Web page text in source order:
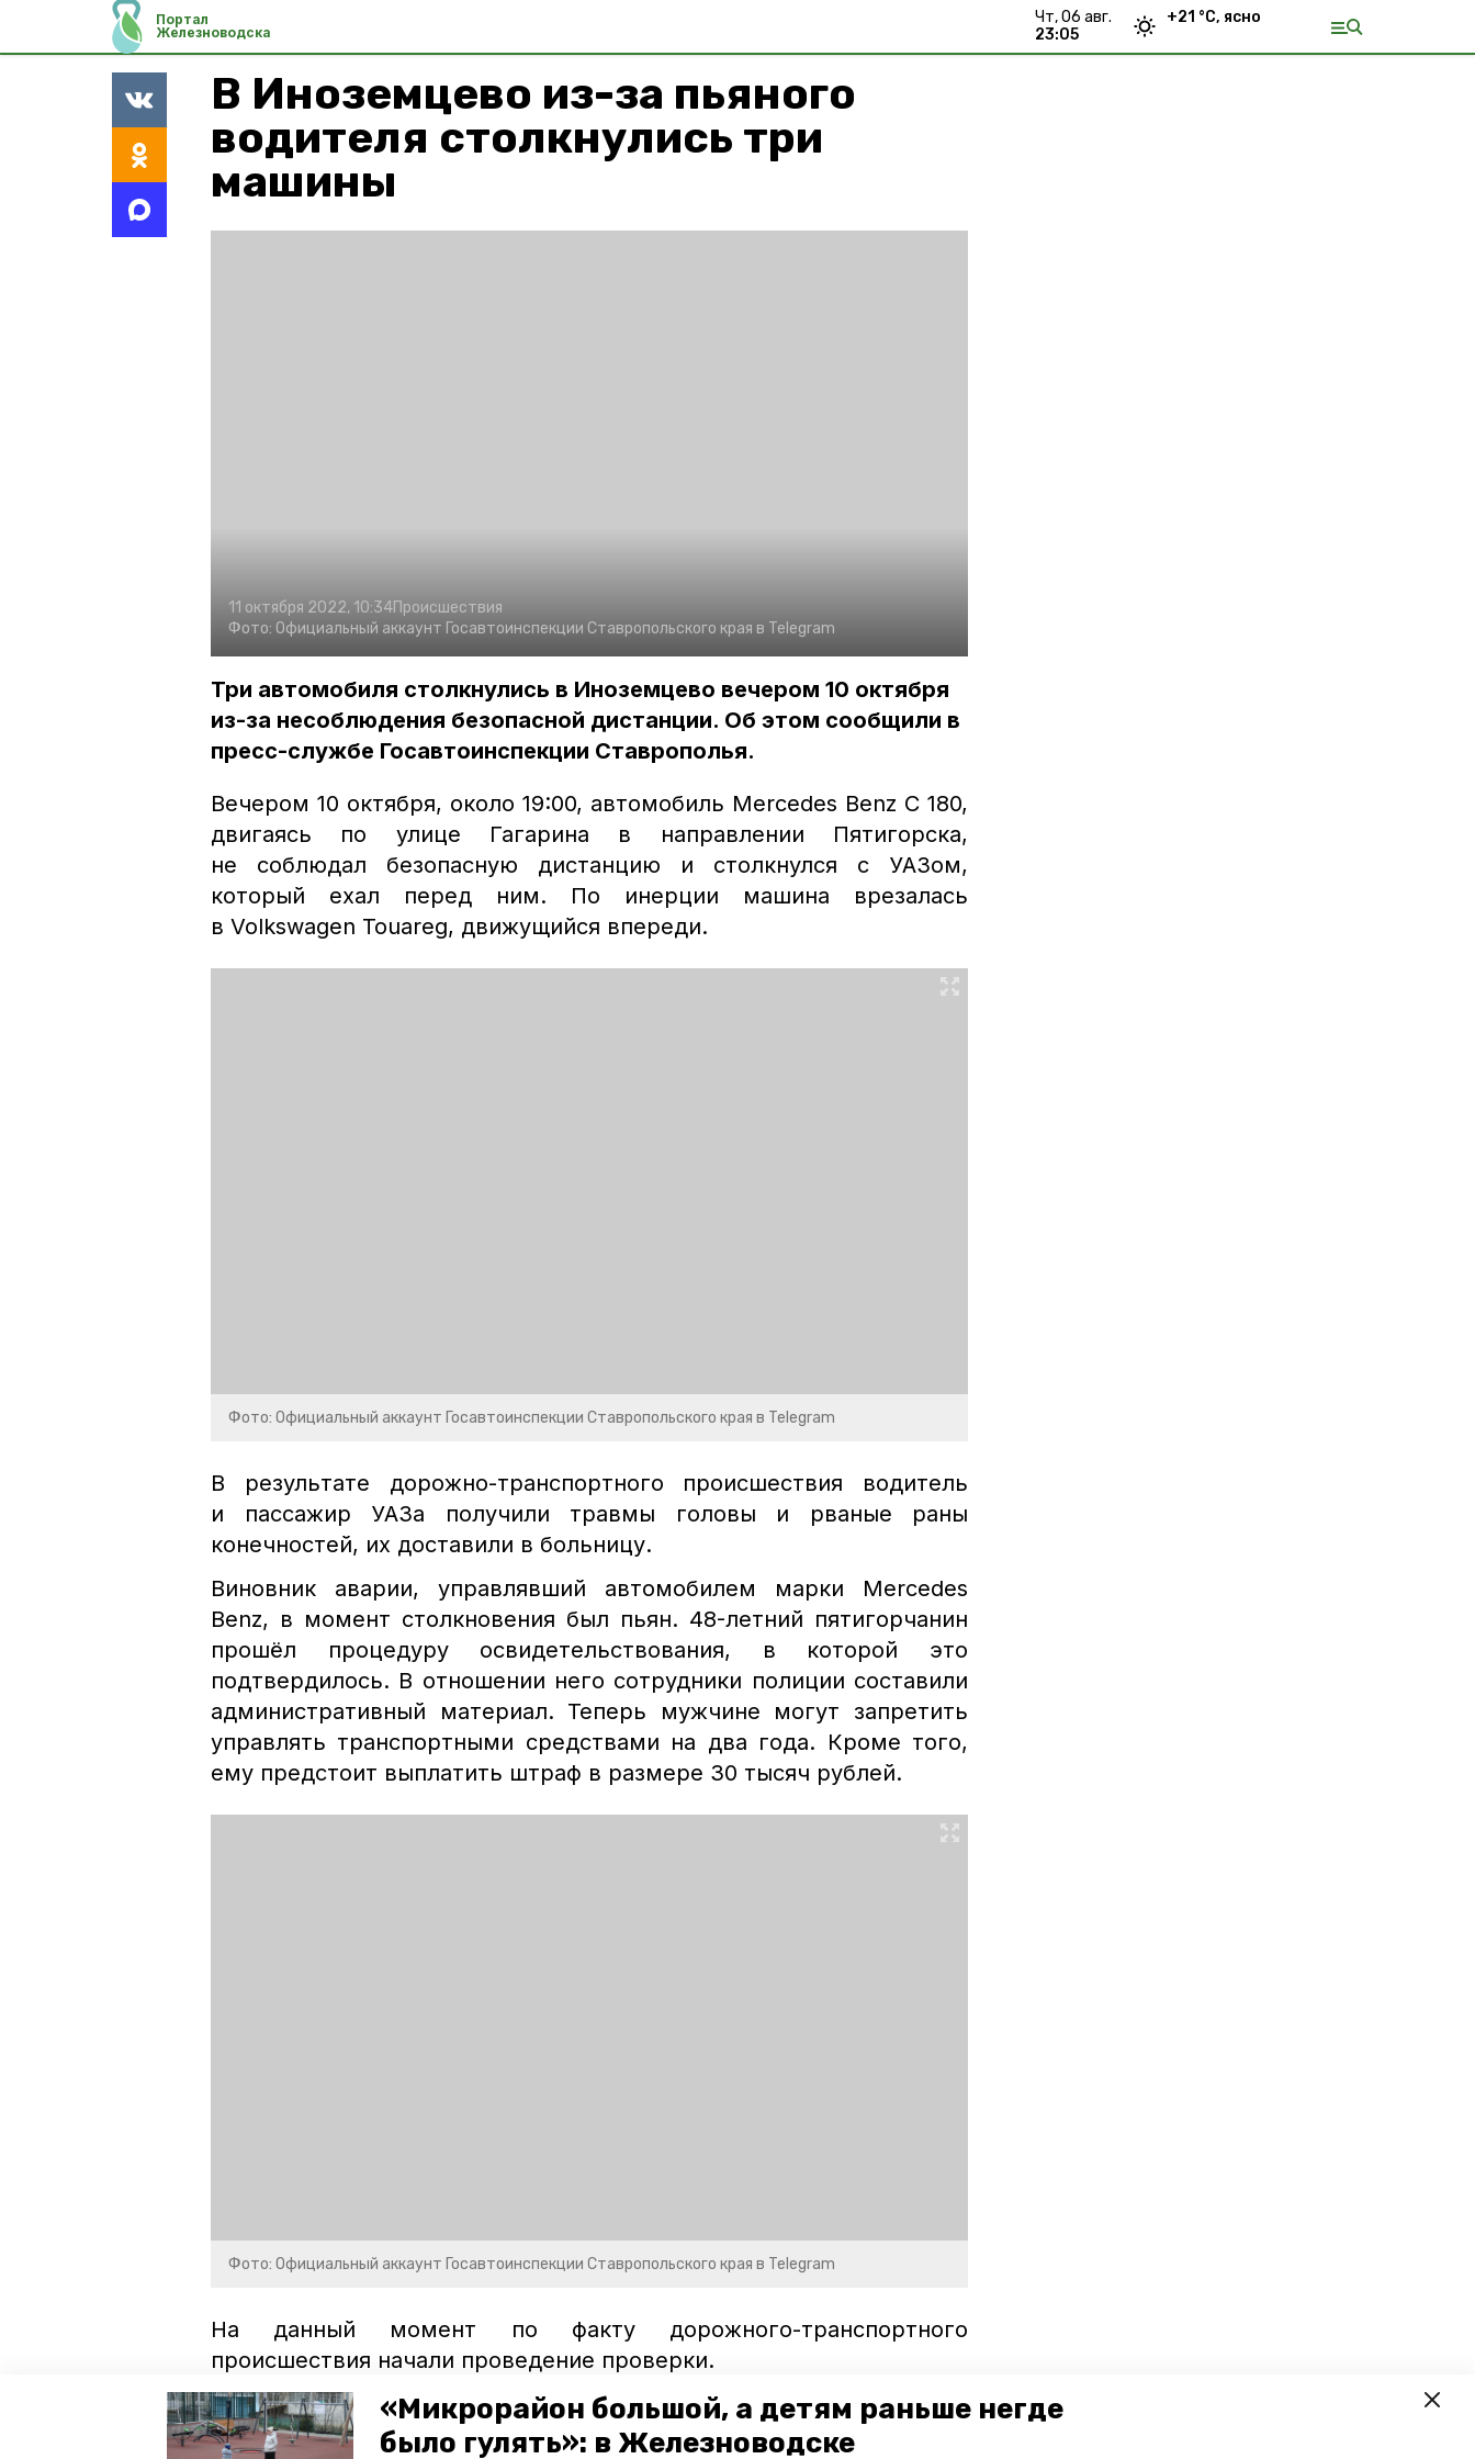
«Микрорайон большой, а детям раньше негде
было гулять»: в Железноводске
Портал
Железноводска
чт, 06 авг.
23:05
+21 °С, ясно
В Иноземцево из-за пьяного
водителя столкнулись три
машины
11 октября 2022, 10:34Происшествия
Фото: Официальный аккаунт Госавтоинспекции Ставропольского края в Telegram
Три автомобиля столкнулись в Иноземцево вечером 10 октября
из-за несоблюдения безопасной дистанции. Об этом сообщили в
пресс-службе Госавтоинспекции Ставрополья.
Вечером 10 октября, около 19:00, автомобиль Mercedes Benz C 180,
двигаясь по улице Гагарина в направлении Пятигорска,
не соблюдал безопасную дистанцию и столкнулся с УАЗом,
который ехал перед ним. По инерции машина врезалась
в Volkswagen Touareg, движущийся впереди.
Фото: Официальный аккаунт Госавтоинспекции Ставропольского края в Telegram
В результате дорожно-транспортного происшествия водитель
и пассажир УАЗа получили травмы головы и рваные раны
конечностей, их доставили в больницу.
Виновник аварии, управлявший автомобилем марки Mercedes
Benz, в момент столкновения был пьян. 48-летний пятигорчанин
прошёл процедуру освидетельствования, в которой это
подтвердилось. В отношении него сотрудники полиции составили
административный материал. Теперь мужчине могут запретить
управлять транспортными средствами на два года. Кроме того,
ему предстоит выплатить штраф в размере 30 тысяч рублей.
Фото: Официальный аккаунт Госавтоинспекции Ставропольского края в Telegram
На данный момент по факту дорожного-транспортного
происшествия начали проведение проверки.
иноземцево железноводск кмв авария дтп столкновение